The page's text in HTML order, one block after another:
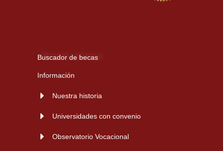
Buscador de becas
Información
Nuestra historia
Universidades con convenio
Observatorio Vocacional